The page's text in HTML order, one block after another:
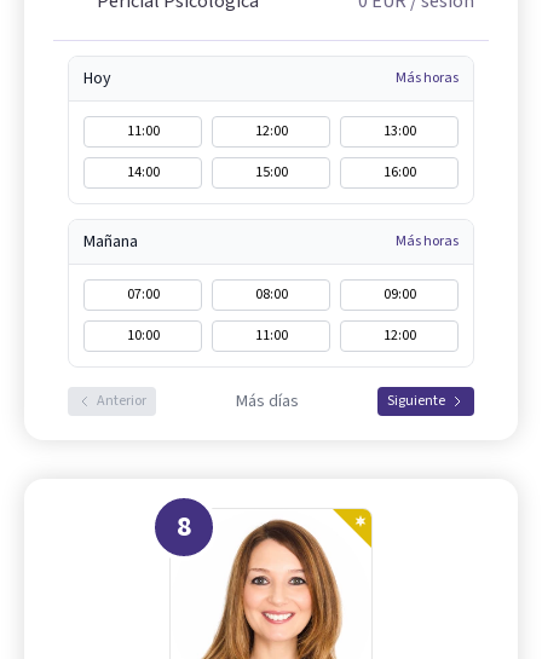
Hoy Más horas
11:00 12:00
13:00
14:00
15:00 16:00
Mañana Más horas
07:00 08:00
09:00
10:00
11:00 12:00
Anterior Más días Siguiente
8